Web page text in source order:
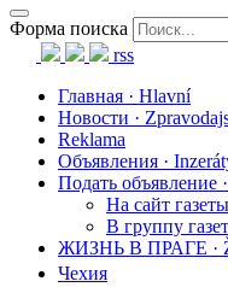
Форма поиска
rss
Главная · Hlavní
Новости ·
Reklama
Объявления ·
Подать объявление
На сайт
В группу
ЖИЗНЬ В ПРАГЕ ·
Чехия